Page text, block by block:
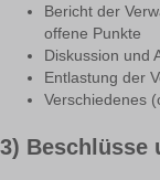
Bericht der
offene Punkte
Diskussion und
Entlastung der
Verschiedenes
3) Beschlüsse